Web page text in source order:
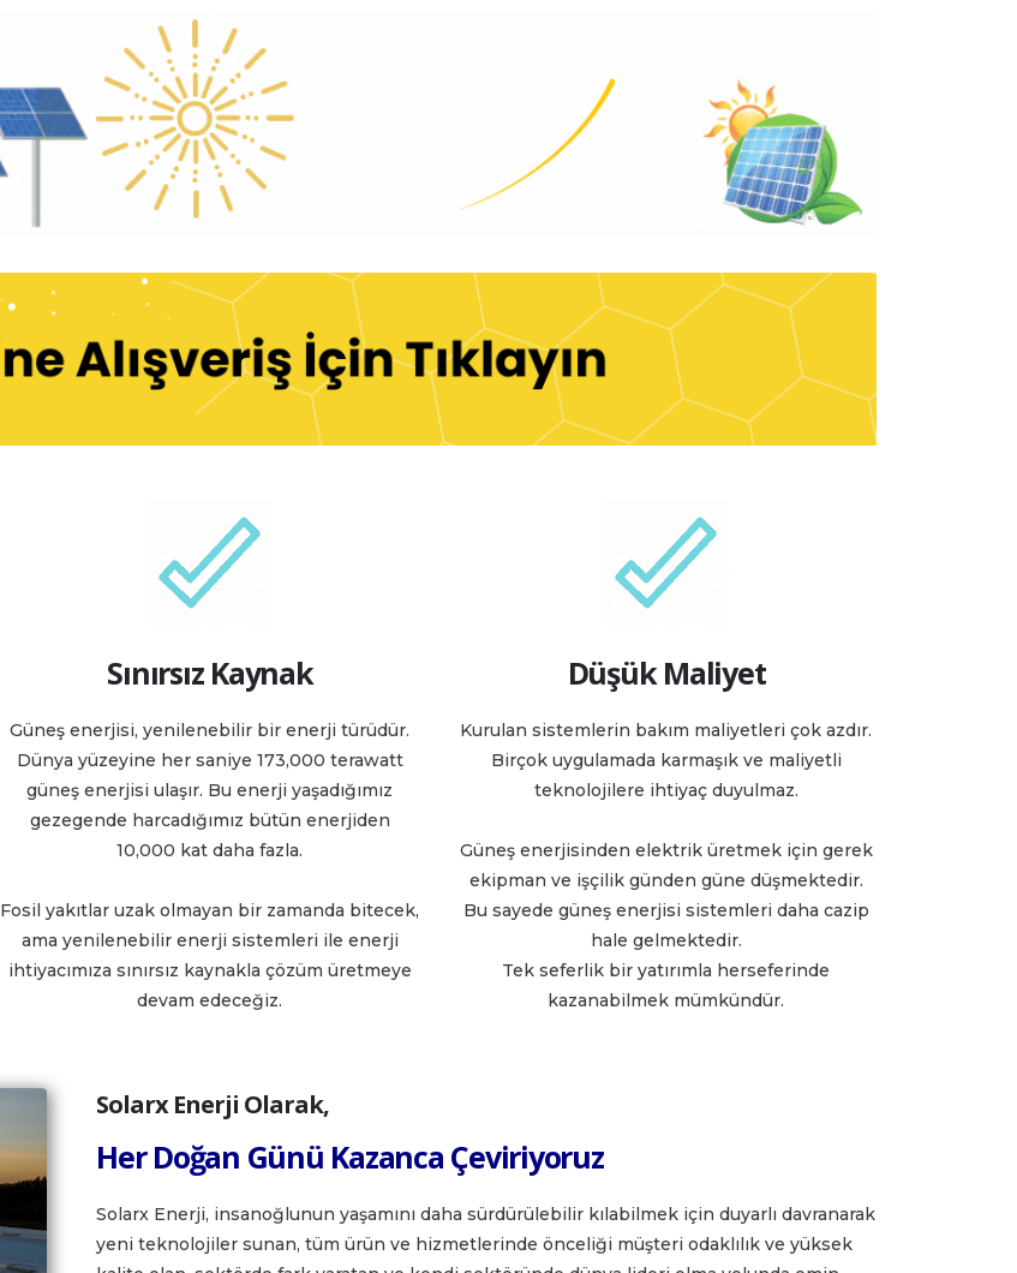
Sınırsız Kaynak
Güneş enerjisi, yenilenebilir bir enerji türüdür.
Dünya yüzeyine her saniye 173,000 terawatt
güneş enerjisi ulaşır. Bu enerji yaşadığımız
gezegende harcadığımız bütün enerjiden
10,000 kat daha fazla.
Fosil yakıtlar uzak olmayan bir zamanda bitecek,
ama yenilenebilir enerji sistemleri ile enerji
ihtiyacımıza sınırsız kaynakla çözüm üretmeye
devam edeceğiz.
Düşük Maliyet
Kurulan sistemlerin bakım maliyetleri çok azdır.
Birçok uygulamada karmaşık ve maliyetli
teknolojilere ihtiyaç duyulmaz.
Güneş enerjisinden elektrik üretmek için gerek
ekipman ve işçilik günden güne düşmektedir.
Bu sayede güneş enerjisi sistemleri daha cazip
hale gelmektedir.
Tek seferlik bir yatırımla herseferinde
kazanabilmek mümkündür.
Solarx Enerji Olarak,
Her Doğan Günü Kazanca Çeviriyoruz
Solarx Enerji, insanoğlunun yaşamını daha sürdürülebilir kılabilmek için duyarlı davranarak
yeni teknolojiler sunan, tüm ürün ve hizmetlerinde önceliği müşteri odaklılık ve yüksek